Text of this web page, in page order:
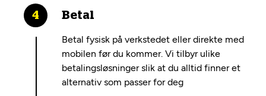
Betal
Betal fysisk på verkstedet eller direkte med
mobilen før du kommer. Vi tilbyr ulike
betalingsløsninger slik at du alltid finner et
alternativ som passer for deg